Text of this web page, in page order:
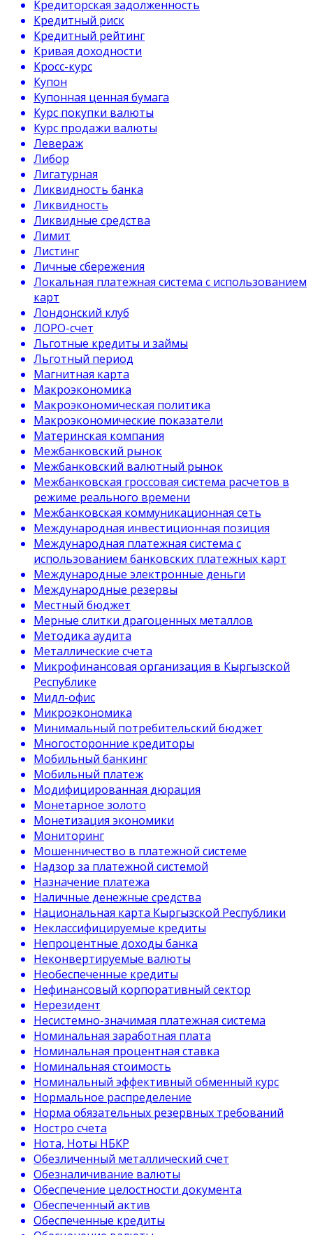
Кредиторская задолженность
Кредитный риск
Кредитный рейтинг
Кривая доходности
Кросс-курс
Купон
Купонная ценная бумага
Курс покупки валюты
Курс продажи валюты
Левераж
Либор
Лигатурная
Ликвидность банка
Ликвидность
Ликвидные средства
Лимит
Листинг
Личные сбережения
Локальная платежная система с использованием
карт
Лондонский клуб
ЛОРО-счет
Льготные кредиты и займы
Льготный период
Магнитная карта
Макроэкономика
Макроэкономическая политика
Макроэкономические показатели
Материнская компания
Межбанковский рынок
Межбанковский валютный рынок
Межбанковская гроссовая система расчетов в
режиме реального времени
Межбанковская коммуникационная сеть
Международная инвестиционная позиция
Международная платежная система с
использованием банковских платежных карт
Международные электронные деньги
Международные резервы
Местный бюджет
Мерные слитки драгоценных металлов
Методика аудита
Металлические счета
Микрофинансовая организация в Кыргызской
Республике
Мидл-офис
Микроэкономика
Минимальный потребительский бюджет
Многосторонние кредиторы
Мобильный банкинг
Мобильный платеж
Модифицированная дюрация
Монетарное золото
Монетизация экономики
Мониторинг
Мошенничество в платежной системе
Надзор за платежной системой
Назначение платежа
Наличные денежные средства
Национальная карта Кыргызской Республики
Неклассифицируемые кредиты
Непроцентные доходы банка
Неконвертируемые валюты
Необеспеченные кредиты
Нефинансовый корпоративный сектор
Нерезидент
Несистемно-значимая платежная система
Номинальная заработная плата
Номинальная процентная ставка
Номинальная стоимость
Номинальный эффективный обменный курс
Нормальное распределение
Норма обязательных резервных требований
Ностро счета
Нота, Ноты НБКР
Обезличенный металлический счет
Обезналичивание валюты
Обеспечение целостности документа
Обеспеченный актив
Обеспеченные кредиты